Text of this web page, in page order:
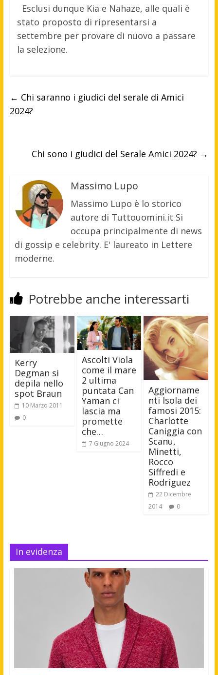
Esclusi dunque Kia e Nahaze, alle quali è
stato proposto di ripresentarsi a
settembre per provare di nuovo a passare
la selezione.
← Chi saranno i giudici del serale di Amici
2024?
Chi sono i giudici del Serale Amici 2024? →
Massimo Lupo
Massimo Lupo è lo storico
autore di Tuttouomini.it Si
occupa principalmente di news
di gossip e celebrity. E' laureato in Lettere
moderne.
Potrebbe anche interessarti
Kerry
Degman si
depila nello
spot Braun
10 Marzo 2011
0
Ascolti Viola
come il mare
2 ultima
puntata Can
Yaman ci
lascia ma
promette
che…
7 Giugno 2024
Aggiorname
nti Isola dei
famosi 2015:
Charlotte
Caniggia con
Scanu,
Minetti,
Rocco
Siffredi e
Rodriguez
22 Dicembre
2014
0
In evidenza